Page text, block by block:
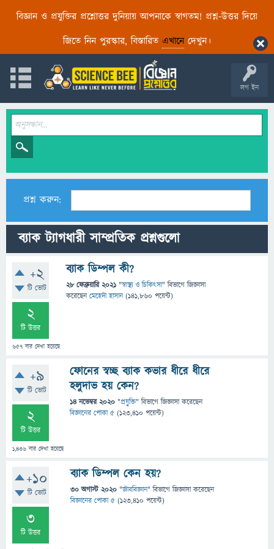
বিজ্ঞান ও প্রযুক্তির প্রশ্নোত্তর দুনিয়ায় আপনাকে স্বাগতম! প্রশ্ন-উত্তর দিয়ে
জিতে নিন পুরস্কার, বিস্তারিত এখানেদেখুন।
লগ ইন
প্রশ্ন করুন:
ব্যাক ট্যাগধারী সাম্প্রতিক প্রশ্নগুলো
+2
টি ভোট
2
টি উত্তর
657 বার দেখা হয়েছে
ব্যাক ডিম্পল কী?
28 ফেব্রুয়ারি 2021 "স্বাস্থ্য ও চিকিৎসা" বিভাগে জিজ্ঞাসা
করেছেনমেহেদী হাসান (141,860 পয়েন্ট)
+9
টি ভোট
2
টি উত্তর
1,436 বার দেখা হয়েছে
ফোনের স্বচ্ছ ব্যাক কভার ধীরে ধীরে
হলুদাভ হয় কেন?
14 নভেম্বর 2020 "প্রযুক্তি" বিভাগে জিজ্ঞাসাকরেছেন
বিজ্ঞানের পোকা ৫ (123,410 পয়েন্ট)
+10
টি ভোট
3
টি উত্তর
ব্যাক ডিম্পল কেন হয়?
30 অগাস্ট 2020 "জীববিজ্ঞান" বিভাগে জিজ্ঞাসাকরেছেন
বিজ্ঞানের পোকা ৫ (123,410 পয়েন্ট)